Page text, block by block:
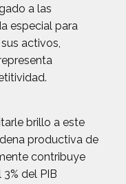
a las
especial para
activos,
brillo a este
productiva de
contribuye
del PIB